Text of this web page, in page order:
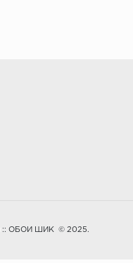
:: ОБОИ ШИК © 2025.